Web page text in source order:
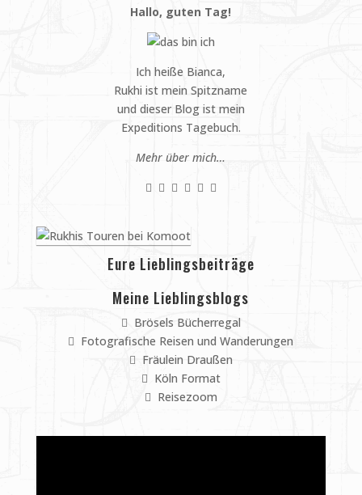
Hallo, guten Tag!
Ich heiße Bianca,
Rukhi ist mein Spitzname
und dieser Blog ist mein
Expeditions Tagebuch.
Mehr über mich…
Eure Lieblingsbeiträge
Meine Lieblingsblogs
Brösels Bücherregal
Fotografische Reisen und Wanderungen
Fräulein Draußen
Köln Format
Reisezoom